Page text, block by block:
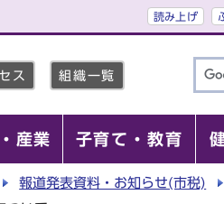
読み上げ
ス 組織一覧
産業 子育て・教育
報道発表資料・お知らせ(市税)